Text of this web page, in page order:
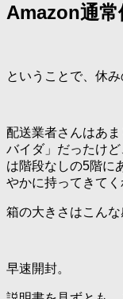
Amazon通
ということで、休み
配送業者さんはあ
バイダ」だったけ
は階段なしの5階に
やかに持ってきてく
箱の大きさはこんな
早速開封。